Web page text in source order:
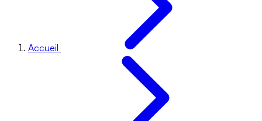
Accueil